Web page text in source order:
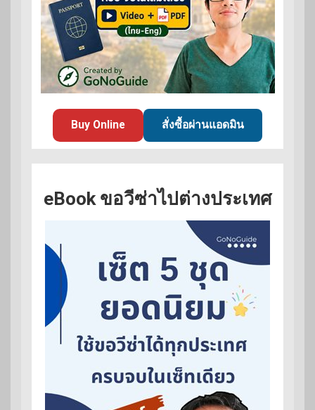
Buy Online สั่งซื้อผ่านแอดมิน
eBook ขอวีซ่าไปต่างประเทศ